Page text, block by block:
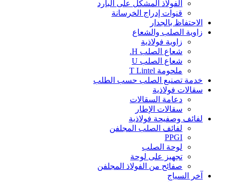
الفولاذ المشكل على البارد
قنوات إدراج الخرسانة
الاحتفاظ بالجدار
زاوية الصلب والشعاع
زاوية فولاذية
شعاع الصلب H.
شعاع الصلب U
ملحومة T Lintel
خدمة تصنيع الصلب حسب الطلب
سقالات فولاذية
دعامة السقالات
سقالات الإطار
لفائف وصفيحة فولاذية
لفائف الصلب المجلفن
PPGI
لوحة الصلب
تجهيز على لوحة
صفائح من الفولاذ المجلفن
آخر السياج